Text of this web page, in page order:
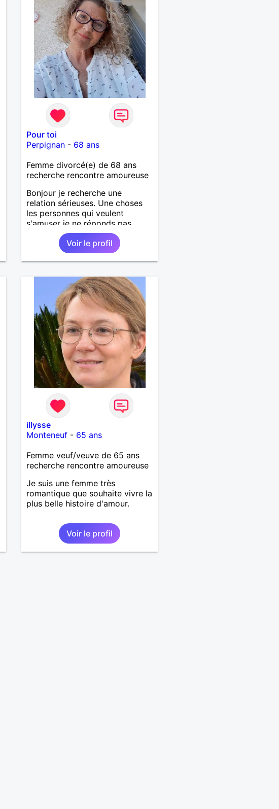
Pour toi
Perpignan - 68 ans
Femme divorcé(e) de 68 ans
recherche rencontre amoureuse
Bonjour je recherche une
relation sérieuses. Une choses
les personnes qui veulent
s'amuser je ne réponds pas....
Voir le profil
illysse
Monteneuf - 65 ans
Femme veuf/veuve de 65 ans
recherche rencontre amoureuse
Je suis une femme très
romantique que souhaite vivre la
plus belle histoire d'amour.
Voir le profil